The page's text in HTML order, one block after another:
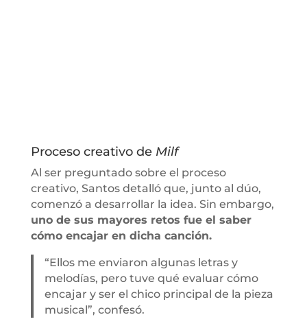
Proceso creativo de Milf
Al ser preguntado sobre el proceso
creativo, Santos detalló que, junto al dúo,
comenzó a desarrollar la idea. Sin embargo,
uno de sus mayores retos fue el saber
cómo encajar en dicha canción.
“Ellos me enviaron algunas letras y
melodías, pero tuve qué evaluar cómo
encajar y ser el chico principal de la pieza
musical”, confesó.